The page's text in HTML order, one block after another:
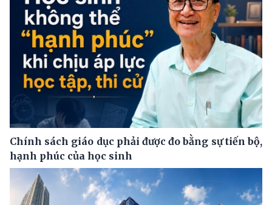
Chính sách giáo dục phải được đo bằng sự tiến bộ,
hạnh phúc của học sinh